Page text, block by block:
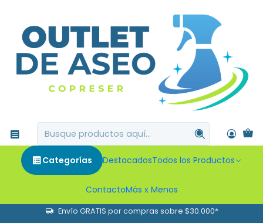
Categorías DestacadosTodos los Productos
ContactoMás x Menos
Envío GRATIS por compras sobre $30.000*